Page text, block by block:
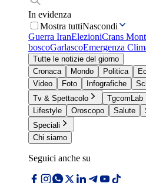
In evidenza
Mostra tuttiNascondi
Guerra IranElezioniCrans
boscoGarlascoEmergenza
Tutte le notizie del giorno
Cronaca
Mondo Politica
Video
Foto Infografiche
Tv & Spettacolo
TgcomLab
Lifestyle
Oroscopo Salute
Speciali
Chi siamo
Seguici anche su